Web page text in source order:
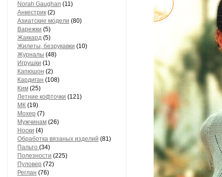
Norah Gaughan (11)
Анкестрик (2)
Азиатские модели (80)
Варежки (5)
Жаккард (5)
Жилеты, безрукавки (10)
Журналы (48)
Игрушки (1)
Капюшон (2)
Кардиган (108)
Ким (25)
Летние кофточки (121)
МК (19)
Мохер (7)
Мужчинам (26)
Носки (4)
Обработка вязаных изделий (81)
Пальто (34)
Полезности (225)
Пуловер (72)
Реглан (76)